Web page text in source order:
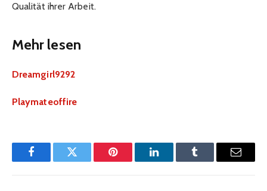
Qualität ihrer Arbeit.
Mehr lesen
Dreamgirl9292
Playmateoffire
FacebookTwitter Pinterest LinkedInTumblr Email